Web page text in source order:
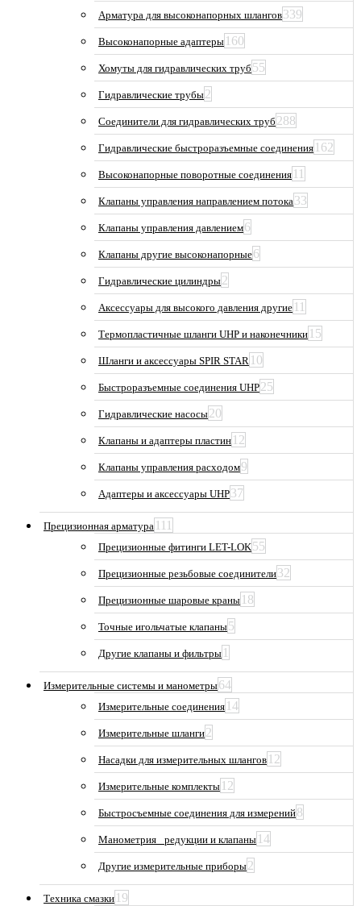
Арматура для высоконапорных шлангов339
Высоконапорные адаптеры 160
Хомуты для гидравлических труб 55
Гидравлические трубы2
Соединители для гидравлических труб 288
Гидравлические быстроразъемные соединения 162
Высоконапорные поворотные соединения 11
Клапаны управления направлением потока33
Клапаны управления давлением6
Клапаны другие высоконапорные6
Гидравлические цилиндры2
Аксессуары для высокого давления другие 11
Термопластичные шланги UHP и наконечники 15
Шланги и аксессуары SPIR STAR 10
Быстроразъемные соединения UHP25
Гидравлические насосы20
Клапаны и адаптеры пластин 12
Клапаны управления расходом9
Адаптеры и аксессуары UHP37
Прецизионная арматура 111
Прецизионные фитинги LET-LOK55
Прецизионные резьбовые соединители32
Прецизионные шаровые краны 18
Точные игольчатые клапаны5
Другие клапаны и фильтры 1
Измерительные системы и манометры64
Измерительные соединения 14
Измерительные шланги2
Насадки для измерительных шлангов 12
Измерительные комплекты 12
Быстросъемные соединения для измерений8
Манометрия_ редукции и клапаны 14
Другие измерительные приборы2
Техника смазки 19